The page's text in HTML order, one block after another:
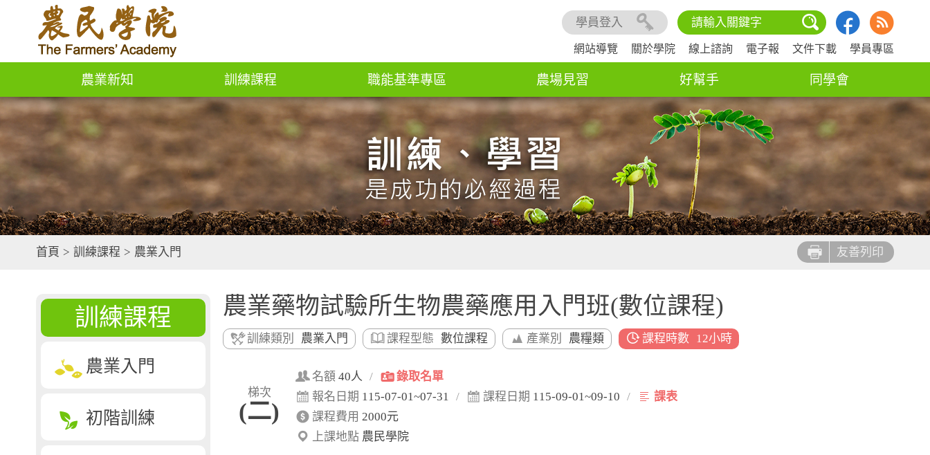
學員登入
網站導覽 關於學院 線上諮詢 電子報 文件下載 學員專區
農業新知 訓練課程 職能基準專區 農場見習 好幫手 同學會
首頁 > 訓練課程 > 農業入門 友善列印
訓練課程
農業入門
初階訓練
農業藥物試驗所生物農藥應用入門班(數位課程)
訓練類別 農業入門 課程型態 數位課程 產業別 農糧類 課程時數 12小時
梯次
(二)
名額 40人 /
錄取名單
報名日期 115-07-01~07-31 / 課程日期 115-09-01~09-10 /
課表
課程費用 2000元
上課地點 農民學院